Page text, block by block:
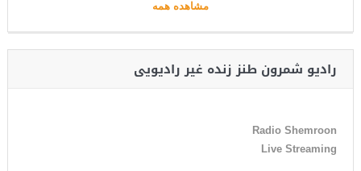
مشاهده همه
رادیو شمرون طنز زنده غیر رادیویی
Radio Shemroon
Live Streaming